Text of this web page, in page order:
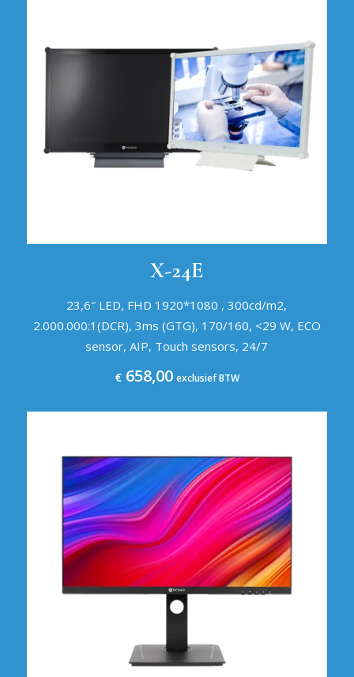
X-24E
23,6″ LED, FHD 1920*1080 , 300cd/m2,
2.000.000:1(DCR), 3ms (GTG), 170/160, <29 W, ECO
sensor, AIP, Touch sensors, 24/7
€658,00 exclusief BTW